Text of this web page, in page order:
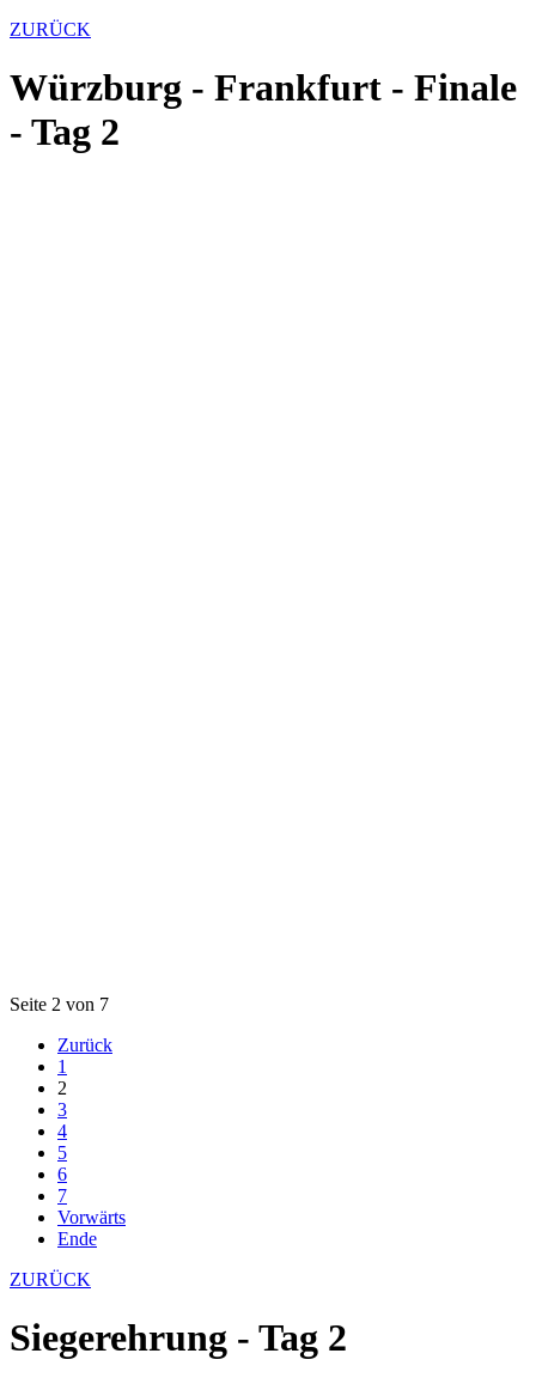
ZURÜCK
Würzburg - Frankfurt - Finale
- Tag 2
Seite 2 von 7
Zurück
1
2
3
4
5
6
7
Vorwärts
Ende
ZURÜCK
Siegerehrung - Tag 2